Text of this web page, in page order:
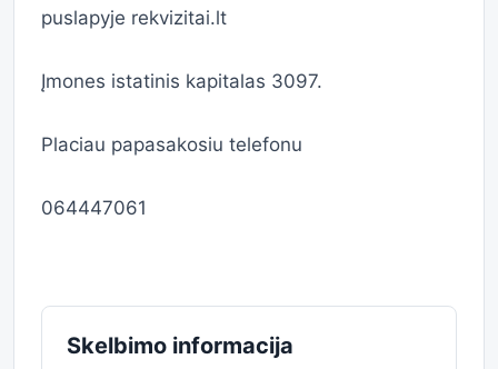
puslapyje rekvizitai.lt
Įmones istatinis kapitalas 3097.
Placiau papasakosiu telefonu
064447061
Skelbimo informacija